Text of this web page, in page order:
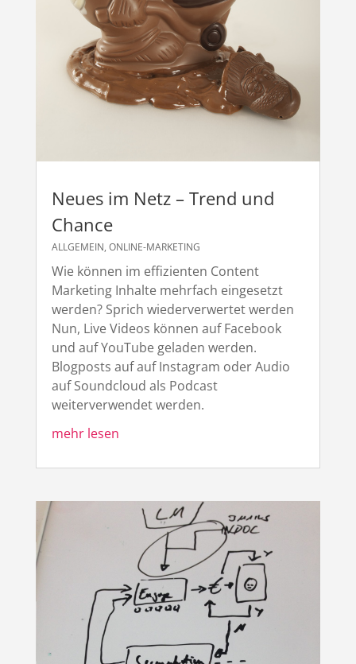
Neues im Netz – Trend und
Chance
ALLGEMEIN, ONLINE-MARKETING
Wie können im effizienten Content
Marketing Inhalte mehrfach eingesetzt
werden? Sprich wiederverwertet werden
Nun, Live Videos können auf Facebook
und auf YouTube geladen werden.
Blogposts auf auf Instagram oder Audio
auf Soundcloud als Podcast
weiterverwendet werden.
mehr lesen